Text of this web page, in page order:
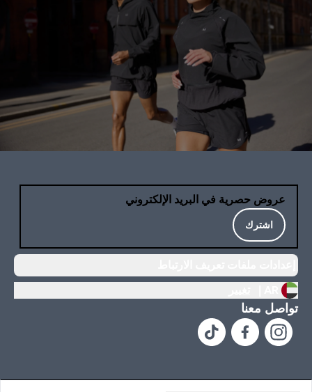
عروض حصرية في البريد الإلكتروني
اشترك
تواصل معنا